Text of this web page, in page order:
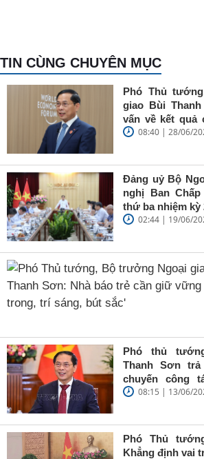
TIN CÙNG CHUYÊN MỤC
Phó Thủ
giao Bùi
vấn về kết quả
Trung Quốc
08:40 | 28/06/
Đảng uỷ Bộ
nghị Ban
thứ ba nhiệm kỳ
02:44 | 19/06/
Phó thủ
Thanh Sơn
chuyến công
Chính phủ
08:15 | 13/06/
Phó Thủ
Khẳng định vai